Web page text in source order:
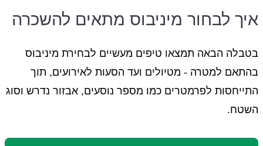
איך לבחור מיניבוס מתאים להשכרה
בטבלה הבאה תמצאו טיפים מעשיים לבחירת מיניבוס
בהתאם למטרה - מטיולים ועד הסעות לאירועים, תוך
התייחסות לפרמטרים כמו מספר נוסעים, אבזור נדרש וסוג
השטח.